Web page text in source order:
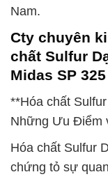
Nam.
Cty chuyên
chất Sulfur
Midas SP
**Hóa chất
Những Ưu Điểm
Hóa chất Sulfur
chứng tỏ sự